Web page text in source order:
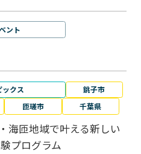
ント
ックス
銚子市
匝瑳市 千葉県
海匝地域で叶える新しい
プログラム